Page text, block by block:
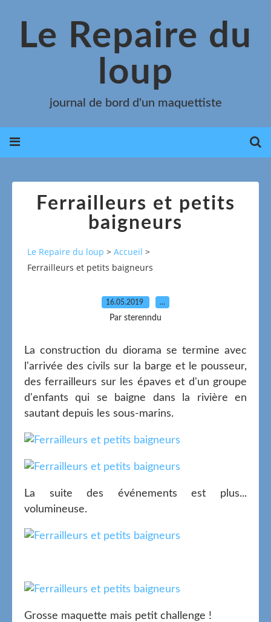
Le Repaire du
loup
journal de bord d'un maquettiste
Ferrailleurs et petits
baigneurs
Le Repaire du loup > Accueil >
Ferrailleurs et petits baigneurs
16.05.2019 …
Par sterenndu
La construction du diorama se termine avec
l'arrivée des civils sur la barge et le pousseur,
des ferrailleurs sur les épaves et d'un groupe
d'enfants qui se baigne dans la rivière en
sautant depuis les sous-marins.
La suite des événements est plus...
volumineuse.
Grosse maquette mais petit challenge !